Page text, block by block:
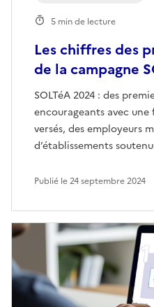
Les chiffres des
de la campagne
SOLTéA 2024 : des
encourageants avec une
versés, des employeurs
d’établissements
5 min de lecture
Publié le 24 septembre 2024